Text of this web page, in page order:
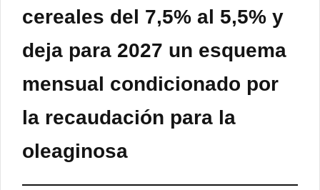
cereales del 7,5% al 5,5% y
deja para 2027 un esquema
mensual condicionado por
la recaudación para la
oleaginosa